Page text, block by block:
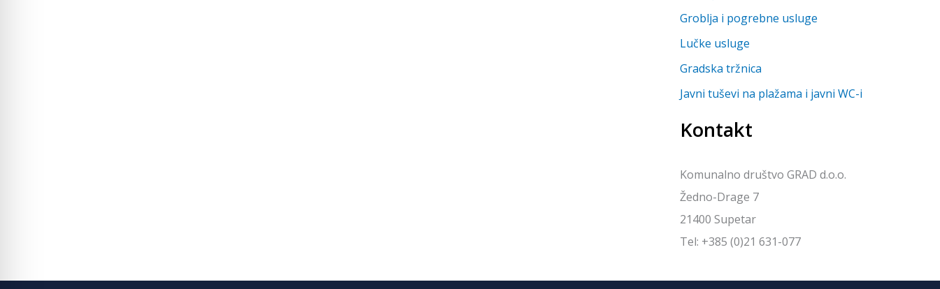
Groblja i pogrebne usluge
Lučke usluge
Gradska tržnica
Javni tuševi na plažama i javni WC-i
Kontakt
Komunalno društvo GRAD d.o.o.
Žedno-Drage 7
21400 Supetar
Tel: +385 (0)21 631-077